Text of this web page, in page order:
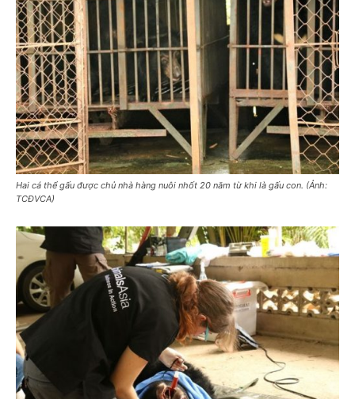
Hai cá thể gấu được chủ nhà hàng nuôi nhốt 20 năm từ khi là gấu con. (Ảnh:
TCĐVCA)